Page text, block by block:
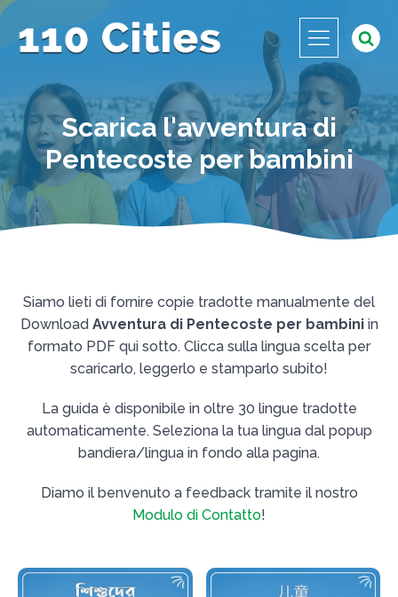
Scarica l'avventura di
Pentecoste per bambini
Siamo lieti di fornire copie tradotte manualmente del
Download Avventura di Pentecoste per bambiniin
formato PDF qui sotto. Clicca sulla lingua scelta per
scaricarlo, leggerlo e stamparlo subito!
La guida è disponibile in oltre 30 lingue tradotte
automaticamente. Seleziona la tua lingua dal popup
bandiera/lingua in fondo alla pagina.
Diamo il benvenuto a feedback tramite il nostro
Modulo di Contatto!